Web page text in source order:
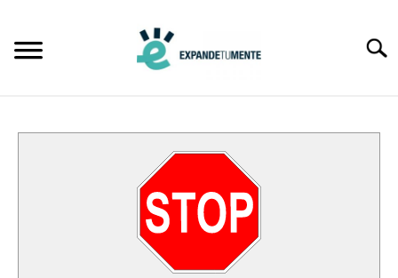
content